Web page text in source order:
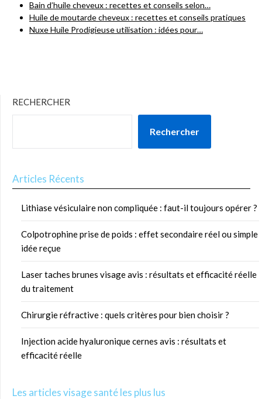
Bain d’huile cheveux : recettes et conseils selon…
Huile de moutarde cheveux : recettes et conseils pratiques
Nuxe Huile Prodigieuse utilisation : idées pour…
RECHERCHER
Rechercher
Articles Récents
Lithiase vésiculaire non compliquée : faut-il toujours opérer ?
Colpotrophine prise de poids : effet secondaire réel ou simple
idée reçue
Laser taches brunes visage avis : résultats et efficacité réelle
du traitement
Chirurgie réfractive : quels critères pour bien choisir ?
Injection acide hyaluronique cernes avis : résultats et
efficacité réelle
Les articles visage santé les plus lus